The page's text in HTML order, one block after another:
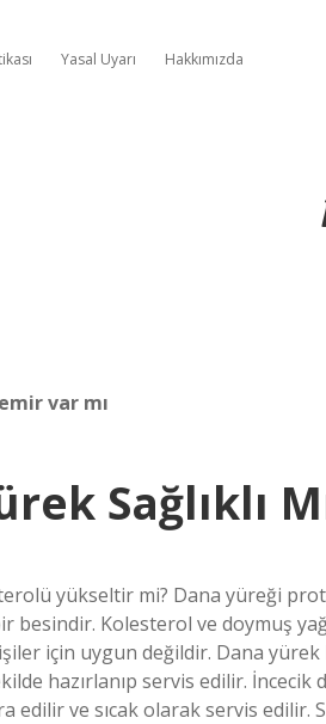
Yasal Uyarı Hakkımızda
var mı
Sağlıklı
yükseltir mi? Dana yüreği
besindir. Kolesterol ve doymuş
için uygun değildir. Dana
hazırlanıp servis edilir. İncecik
edilir ve sıcak olarak servis